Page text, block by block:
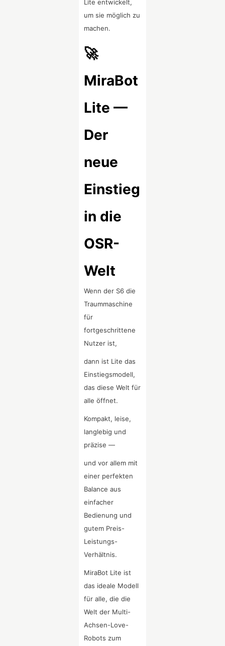
Lite entwickelt,
um sie möglich zu
machen.
🚀
MiraBot
Lite —
Der
neue
Einstieg
in die
OSR-
Welt
Wenn der S6 die
Traummaschine
für
fortgeschrittene
Nutzer ist,
dann ist Lite das
Einstiegsmodell,
das diese Welt für
alle öffnet.
Kompakt, leise,
langlebig und
präzise —
und vor allem mit
einer perfekten
Balance aus
einfacher
Bedienung und
gutem Preis-
Leistungs-
Verhältnis.
MiraBot Lite ist
das ideale Modell
für alle, die die
Welt der Multi-
Achsen-Love-
Robots zum